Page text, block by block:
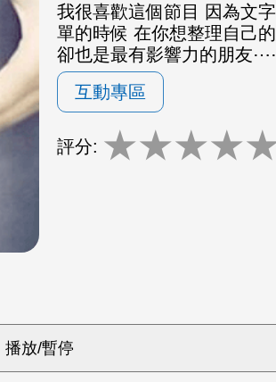
我很喜歡這個節目 因為文
單的時候 在你想整理自己
卻也是最有影響力的朋友
互動專區
評分: ★★★★